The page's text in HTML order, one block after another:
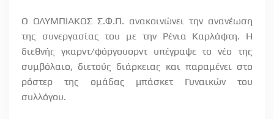
Ο ΟΛΥΜΠΙΑΚΟΣ Σ.Φ.Π. ανακοινώνει την ανανέωση
της συνεργασίας του με την Ρένια Καρλάφτη. Η
διεθνής γκαρντ/φόργουορντ υπέγραψε το νέο της
συμβόλαιο, διετούς διάρκειας και παραμένει στο
ρόστερ της ομάδας μπάσκετ Γυναικών του
συλλόγου.